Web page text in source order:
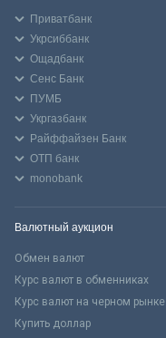
Приватбанк
Укрсиббанк
Ощадбанк
Сенс Банк
ПУМБ
Укргазбанк
Райффайзен Банк
ОТП банк
monobank
Валютный аукцион
Обмен валют
Курс валют в обменниках
Курс валют на черном рынке
Купить доллар